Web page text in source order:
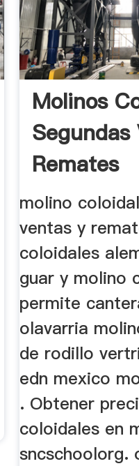
Molinos
Remates
molino
ventas y
coloidales
guar y molino
permite
olavarria
de rodillo
edn mexico
. Obtener
coloidales en
sncschoolorg.